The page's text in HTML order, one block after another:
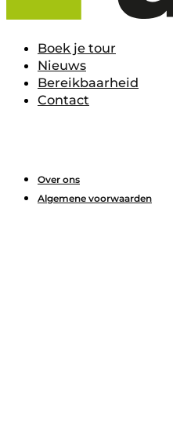
Boek je tour
Nieuws
Bereikbaarheid
Contact
Over ons
Algemene voorwaarden